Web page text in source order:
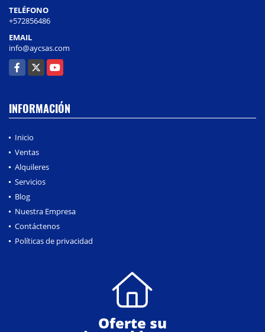
TELÉFONO
+572856486
EMAIL
info@aycsas.com
Facebook
X YouTube
INFORMACIÓN
Inicio
Ventas
Alquileres
Servicios
Blog
Nuestra Empresa
Contáctenos
Políticas de privacidad
Oferte su